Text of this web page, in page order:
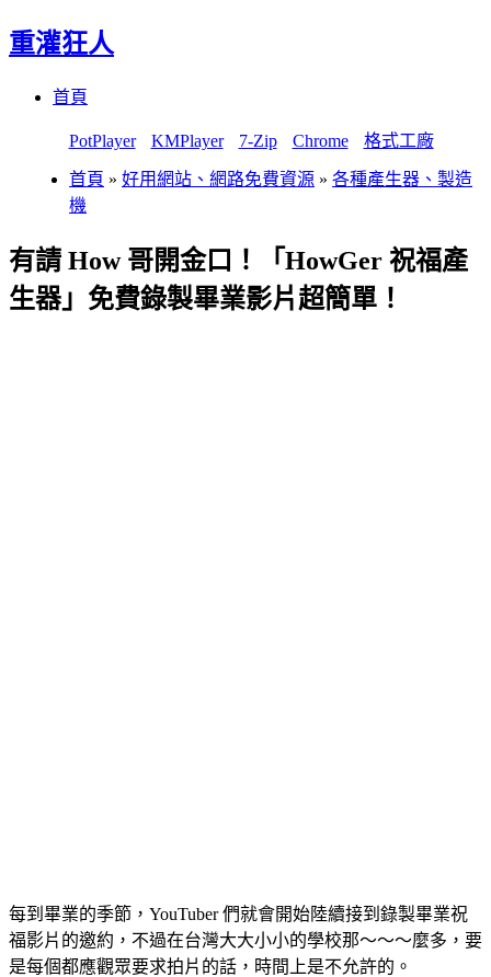
重灌狂人
首頁
PotPlayer KMPlayer 7-Zip Chrome 格式工廠
首頁 » 好用網站、網路免費資源 » 各種產生器、製造
機
有請 How 哥開金口！「HowGer 祝福產
生器」免費錄製畢業影片超簡單！
每到畢業的季節，YouTuber 們就會開始陸續接到錄製畢業祝
福影片的邀約，不過在台灣大大小小的學校那～～～麼多，要
是每個都應觀眾要求拍片的話，時間上是不允許的。